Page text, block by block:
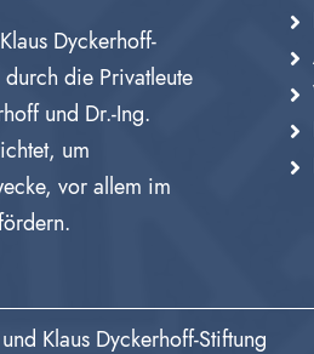
Dyckerhoff-
die Privatleute
und Dr.-Ing.
um
vor allem im
Klaus Dyckerhoff-Stiftung